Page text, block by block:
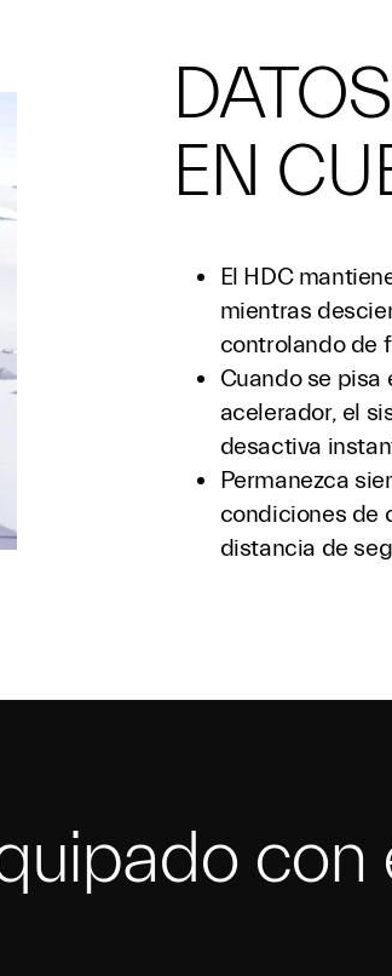
EN
El HDC
mientras
controlando de
Cuando se pisa
acelerador, el
desactiva
Permanezca
condiciones de
distancia de
con